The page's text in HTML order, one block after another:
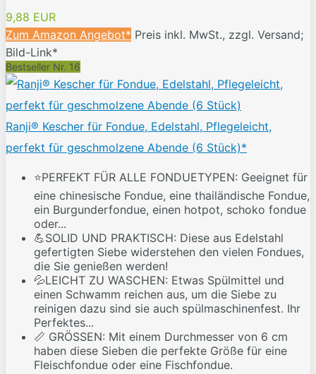
9,88 EUR
Zum Amazon Angebot* Preis inkl. MwSt., zzgl. Versand;
Bild-Link*
Bestseller Nr. 16
Ranji® Kescher für Fondue, Edelstahl, Pflegeleicht,
perfekt für geschmolzene Abende (6 Stück)*
⭐PERFEKT FÜR ALLE FONDUETYPEN: Geeignet für
eine chinesische Fondue, eine thailändische Fondue,
ein Burgunderfondue, einen hotpot, schoko fondue
oder...
💪SOLID UND PRAKTISCH: Diese aus Edelstahl
gefertigten Siebe widerstehen den vielen Fondues,
die Sie genießen werden!
💦LEICHT ZU WASCHEN: Etwas Spülmittel und
einen Schwamm reichen aus, um die Siebe zu
reinigen dazu sind sie auch spülmaschinenfest. Ihr
Perfektes...
📏 GRÖSSEN: Mit einem Durchmesser von 6 cm
haben diese Sieben die perfekte Größe für eine
Fleischfondue oder eine Fischfondue.